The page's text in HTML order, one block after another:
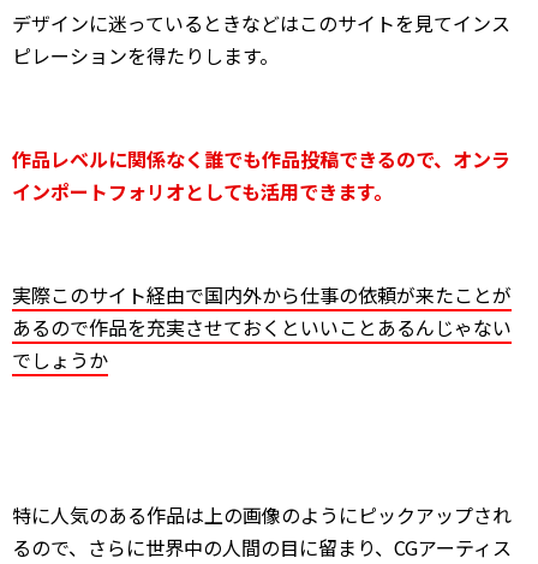
デザインに迷っているときなどはこのサイトを見てインス
ピレーションを得たりします。
作品レベルに関係なく誰でも作品投稿できるので、オンラ
インポートフォリオとしても活用できます。
実際このサイト経由で国内外から仕事の依頼が来たことが
あるので作品を充実させておくといいことあるんじゃない
でしょうか
特に人気のある作品は上の画像のようにピックアップされ
るので、さらに世界中の人間の目に留まり、CGアーティス